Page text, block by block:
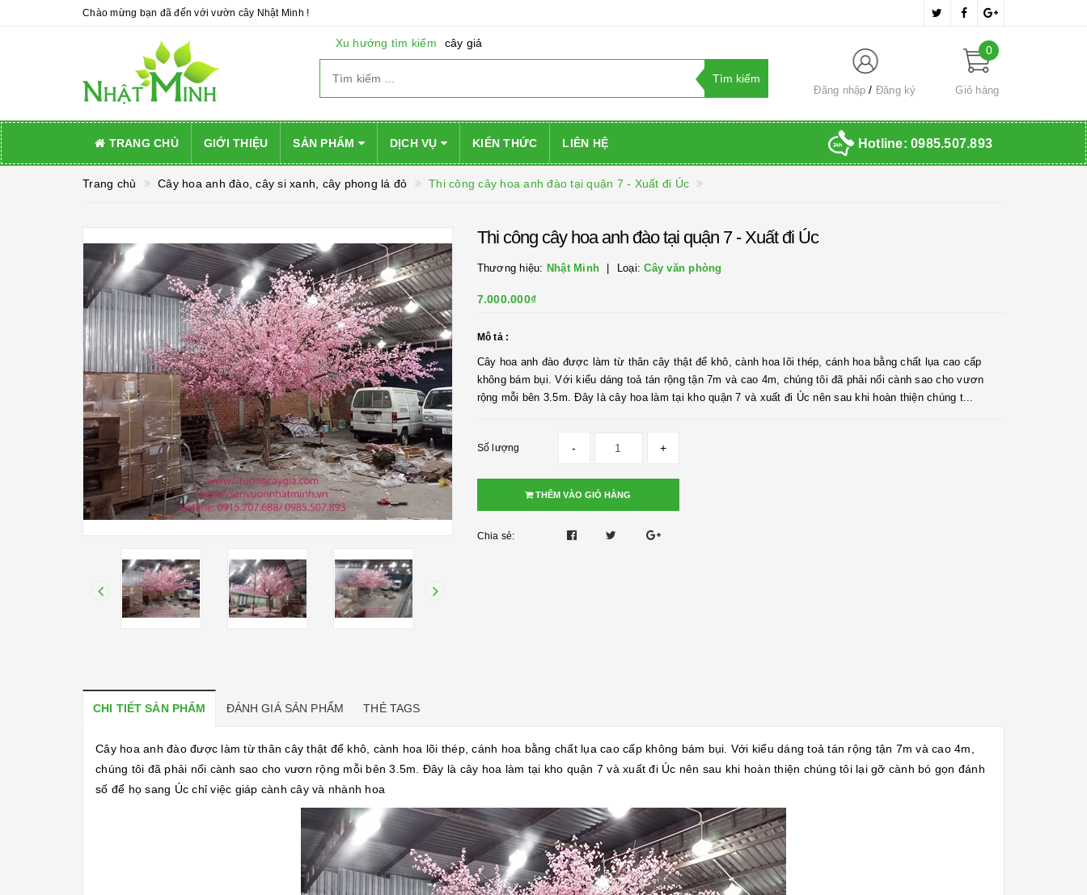
Chào mừng bạn đã đến với vườn cây Nhật Minh !
Xu hướng tìm kiếm cây giả
Đăng nhập Đăng ký
0
Giỏ hàng
TRANG CHỦ GIỚI THIỆU SẢN PHẨM DỊCH VỤ KIẾN THỨC LIÊN HỆ Hotline: 0985.507.893
Trang chủ Cây hoa anh đào, cây si xanh, cây phong lá đỏ Thi công cây hoa anh đào tại quận 7 - Xuất đi Úc
Thi công cây hoa anh đào tại quận 7 - Xuất đi Úc
Thương hiệu: Nhật Minh Loại:Cây văn phòng
7.000.000₫
Mô tả :
Cây hoa anh đào được làm từ thân cây thật để khô, cành hoa lõi thép, cánh hoa bằng chất lụa cao cấp
không bám bụi. Với kiểu dáng toả tán rộng tận 7m và cao 4m, chúng tôi đã phải nối cành sao cho vươn
rộng mỗi bên 3.5m. Đây là cây hoa làm tại kho quận 7 và xuất đi Úc nên sau khi hoàn thiện chúng t...
Số lượng - +
THÊM VÀO GIỎ HÀNG
Chia sẻ:
CHI TIẾT SẢN PHẨM ĐÁNH GIÁ SẢN PHẨM THẺ TAGS
Cây hoa anh đào được làm từ thân cây thật để khô, cành hoa lõi thép, cánh hoa bằng chất lụa cao cấp không bám bụi. Với kiểu dáng toả tán rộng tận 7m và cao 4m,
chúng tôi đã phải nối cành sao cho vươn rộng mỗi bên 3.5m. Đây là cây hoa làm tại kho quận 7 và xuất đi Úc nên sau khi hoàn thiện chúng tôi lại gỡ cành bó gọn đánh
số để họ sang Úc chỉ việc giáp cành cây và nhành hoa